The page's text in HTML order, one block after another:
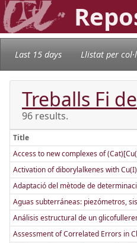
Last 15 days Llistat per
Treballs Fi
96 results.
Title
Access to new complexes of
Activation of diborylalkenes with
Adaptació del mètode de
Aguas subterráneas: piezómetros,
Análisis estructural de un
Assessment of Correlated Errors in